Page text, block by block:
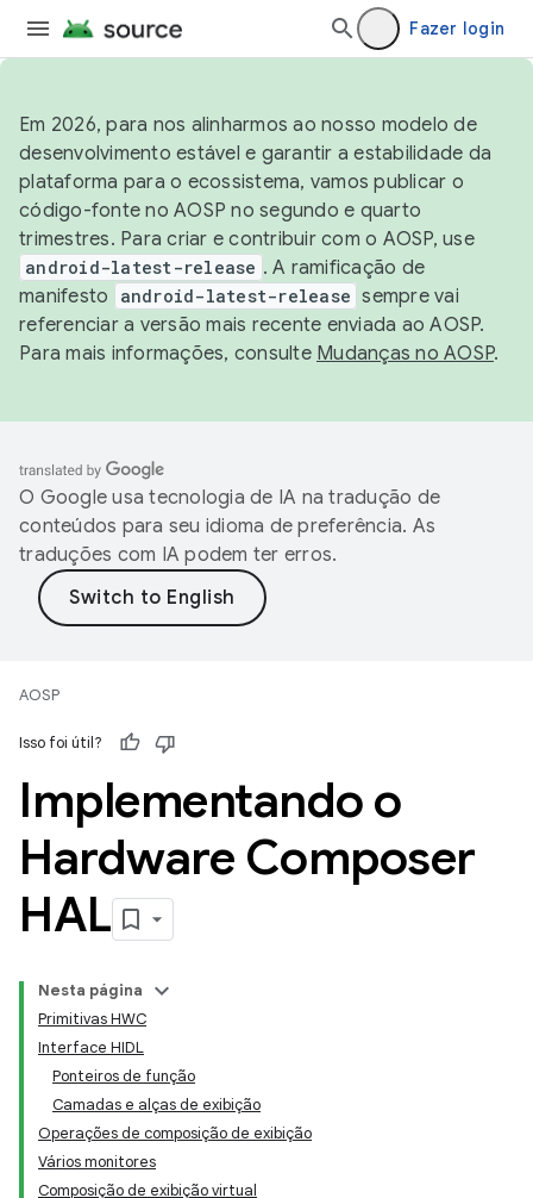
Fazer login
Em 2026, para nos alinharmos ao nosso modelo de
desenvolvimento estável e garantir a estabilidade da
plataforma para o ecossistema, vamos publicar o
código-fonte no AOSP no segundo e quarto
trimestres. Para criar e contribuir com o AOSP, use
android-latest-release . A ramificação de
manifesto
android-latest-release sempre vai
referenciar a versão mais recente enviada ao AOSP.
Para mais informações, consulte Mudanças no AOSP.
O Google usa tecnologia de IA na tradução de
conteúdos para seu idioma de preferência. As
traduções com IA podem ter erros.
AOSP
Isso foi útil?
Implementando o
Hardware Composer
HAL
Nesta página
Primitivas HWC
Interface HIDL
Ponteiros de função
Camadas e alças de exibição
Operações de composição de exibição
Vários monitores
Composição de exibição virtual